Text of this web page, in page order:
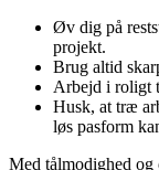
Øv dig på
projekt.
Brug altid
Arbejd i roligt
Husk, at træ
løs pasform
Med tålmodighed